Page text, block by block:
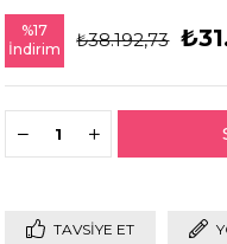
%17
İndirim
₺38.192,73
TAVSIYE ET